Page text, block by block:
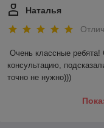
Наталья
Очень классные
консультацию,
точно не нужно)))